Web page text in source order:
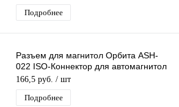
Подробнее
Разъем для магнитол Орбита ASH-
022 ISO-Коннектор для автомагнитол
Panasonic 16pin CQ-RDP 123
166,5 руб. / шт
Подробнее